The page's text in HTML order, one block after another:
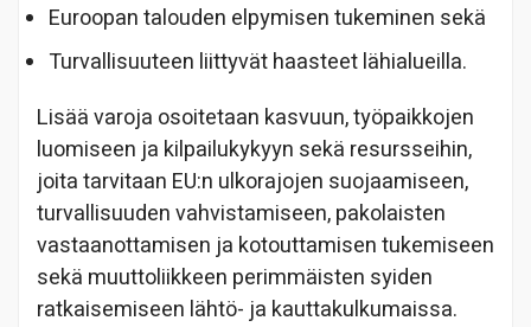
Euroopan talouden elpymisen tukeminen sekä
Turvallisuuteen liittyvät haasteet lähialueilla.
Lisää varoja osoitetaan kasvuun, työpaikkojen
luomiseen ja kilpailukykyyn sekä resursseihin,
joita tarvitaan EU:n ulkorajojen suojaamiseen,
turvallisuuden vahvistamiseen, pakolaisten
vastaanottamisen ja kotouttamisen tukemiseen
sekä muuttoliikkeen perimmäisten syiden
ratkaisemiseen lähtö- ja kauttakulkumaissa.